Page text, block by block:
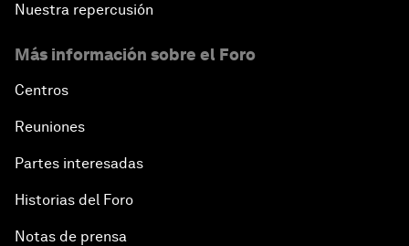
Nuestra repercusión
Más información sobre el Foro
Centros
Reuniones
Partes interesadas
Historias del Foro
Notas de prensa